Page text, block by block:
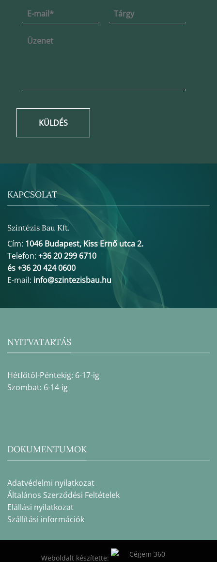
KÜLDÉS
KAPCSOLAT
Szintézis Bau Kft.
Cím: 1046 Budapest, Kiss Ernő utca 2.
Telefon: +36 20 299 6710
és +36 20 424 0600
E-mail: info@szintezisbau.hu
NYITVATARTÁS
Hétfőtől-Péntekig: 6-17-ig
Szombat: 6-14-ig
DOKUMENTUMOK
Adatvédelmi nyilatkozat
Általános Szerződési Feltételek
Elállási nyilatkozat
Szállítási információk
Weboldalt készítette: